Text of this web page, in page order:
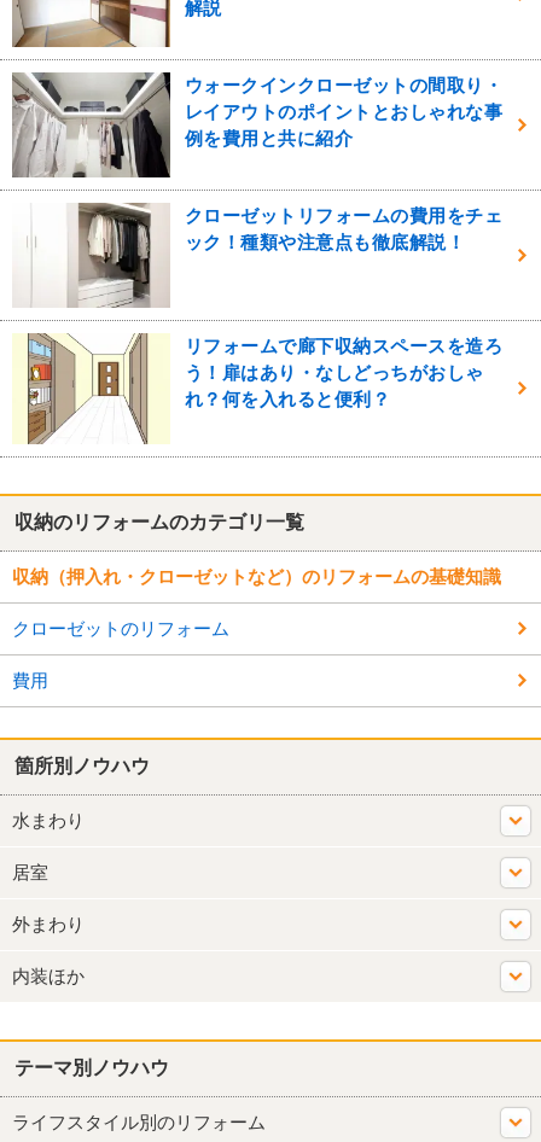
解説
ウォークインクローゼットの間取り・
レイアウトのポイントとおしゃれな事
例を費用と共に紹介
クローゼットリフォームの費用をチェ
ック！種類や注意点も徹底解説！
リフォームで廊下収納スペースを造ろ
う！扉はあり・なしどっちがおしゃ
れ？何を入れると便利？
収納のリフォームのカテゴリ一覧
収納（押入れ・クローゼットなど）のリフォームの基礎知識
クローゼットのリフォーム
費用
箇所別ノウハウ
水まわり
居室
外まわり
内装ほか
テーマ別ノウハウ
ライフスタイル別のリフォーム